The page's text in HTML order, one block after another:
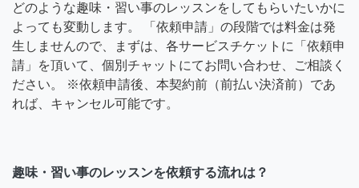
どのような趣味・習い事のレッスンをしてもらいたいかに
よっても変動します。 「依頼申請」の段階では料金は発
生しませんので、まずは、各サービスチケットに「依頼申
請」を頂いて、個別チャットにてお問い合わせ、ご相談く
ださい。 ※依頼申請後、本契約前（前払い決済前）であ
れば、キャンセル可能です。
趣味・習い事のレッスンを依頼する流れは？